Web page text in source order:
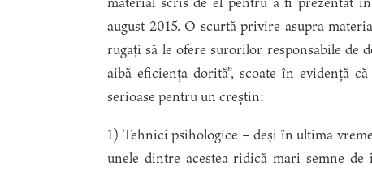
august 2015. O scurtă privire asupra
rugați să le ofere surorilor responsabile de
aibă eficiența dorită”, scoate în evidență
serioase pentru un creștin:
1) Tehnici psihologice – deși în ultima
unele dintre acestea ridică mari semne